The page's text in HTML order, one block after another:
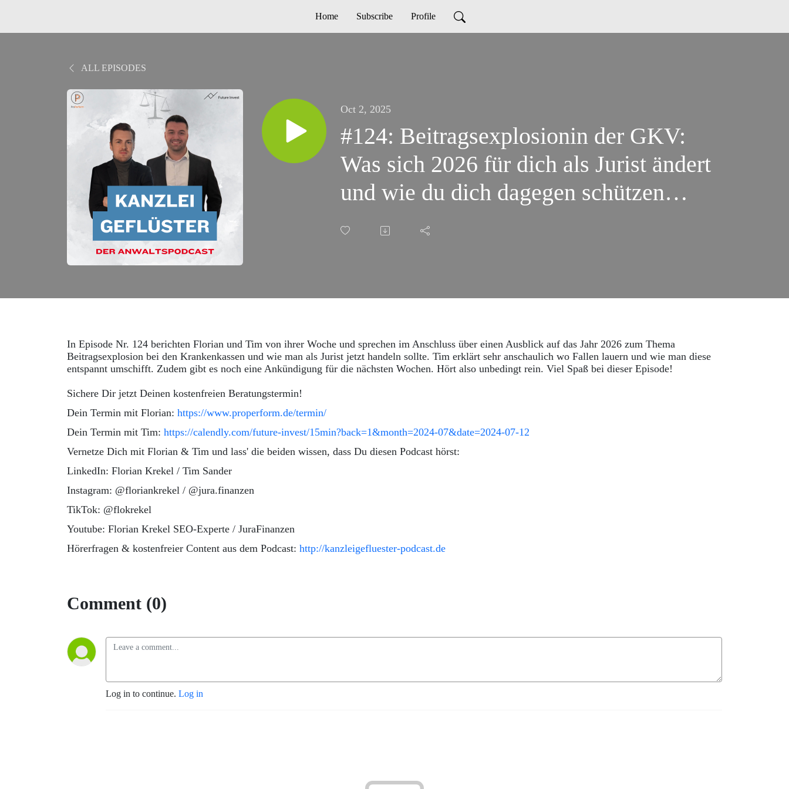
Home Subscribe Profile
ALL EPISODES
Oct 2, 2025
#124: Beitragsexplosionin der GKV:
Was sich 2026 für dich als Jurist ändert
und wie du dich dagegen schützen
kannst.
In Episode Nr. 124 berichten Florian und Tim von ihrer Woche und sprechen im Anschluss über einen Ausblick auf das Jahr 2026 zum Thema
Beitragsexplosion bei den Krankenkassen und wie man als Jurist jetzt handeln sollte. Tim erklärt sehr anschaulich wo Fallen lauern und wie man diese
entspannt umschifft. Zudem gibt es noch eine Ankündigung für die nächsten Wochen. Hört also unbedingt rein. Viel Spaß bei dieser Episode!
Sichere Dir jetzt Deinen kostenfreien Beratungstermin!
Dein Termin mit Florian: https://www.properform.de/termin/
Dein Termin mit Tim: https://calendly.com/future-invest/15min?back=1&month=2024-07&date=2024-07-12
Vernetze Dich mit Florian & Tim und lass' die beiden wissen, dass Du diesen Podcast hörst:
LinkedIn: Florian Krekel / Tim Sander
Instagram: @floriankrekel / @jura.finanzen
TikTok: @flokrekel
Youtube: Florian Krekel SEO-Experte / JuraFinanzen
Hörerfragen & kostenfreier Content aus dem Podcast: http://kanzleigefluester-podcast.de
Comment (0)
Log in to continue. Log in